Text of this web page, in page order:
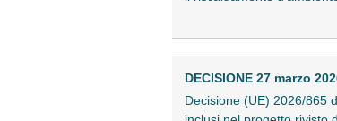
DECISIONE 27 marzo
Decisione (UE) 2026/865